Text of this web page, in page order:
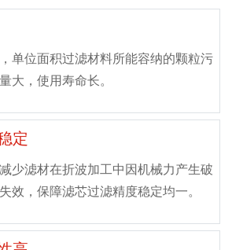
单位面积过滤材料所能容纳的颗粒污
大，使用寿命长。
定
少滤材在折波加工中因机械力产生破
效，保障滤芯过滤精度稳定均一。